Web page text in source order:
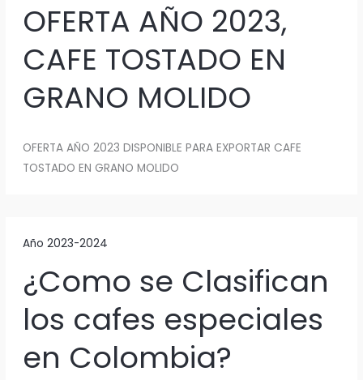
OFERTA AÑO 2023,
CAFE TOSTADO EN
GRANO MOLIDO
OFERTA AÑO 2023 DISPONIBLE PARA EXPORTAR CAFE
TOSTADO EN GRANO MOLIDO
Año 2023-2024
¿Como se Clasifican
los cafes especiales
en Colombia?